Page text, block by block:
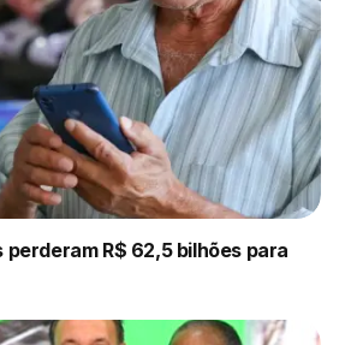
perderam R$ 62,5 bilhões para